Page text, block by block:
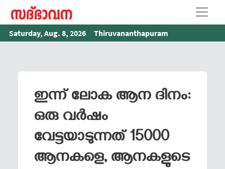
Saturday, Aug. 8, 2026 Thiruvananthapuram
ഇന്ന് ലോക ആന ദിനം:
ഒരു വര്‍ഷം
വേട്ടയാടുന്നത് 15000
ആനകളെ, ആനകളുടെ